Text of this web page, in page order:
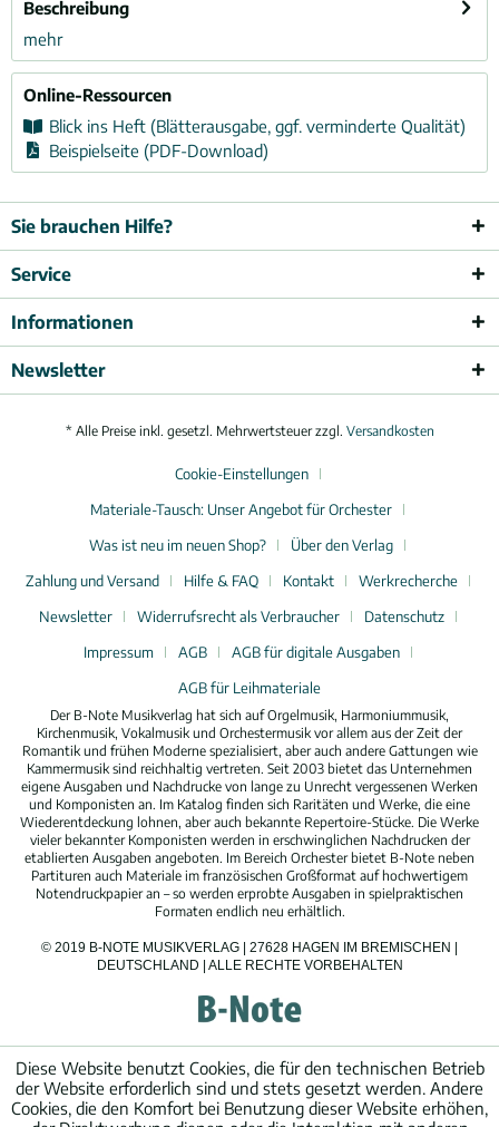
Beschreibung
mehr
Online-Ressourcen
Blick ins Heft (Blätterausgabe, ggf. verminderte Qualität)
Beispielseite (PDF-Download)
Sie brauchen Hilfe?
Service
Informationen
Newsletter
* Alle Preise inkl. gesetzl. Mehrwertsteuer zzgl. Versandkosten
Cookie-Einstellungen
Materiale-Tausch: Unser Angebot für Orchester
Was ist neu im neuen Shop?
Über den Verlag
Zahlung und Versand
Hilfe & FAQ Kontakt
Werkrecherche
Newsletter
Widerrufsrecht als Verbraucher
Datenschutz
Impressum
AGB
AGB für digitale Ausgaben
AGB für Leihmateriale
Der B-Note Musikverlag hat sich auf Orgelmusik, Harmoniummusik,
Kirchenmusik, Vokalmusik und Orchestermusik vor allem aus der Zeit der
Romantik und frühen Moderne spezialisiert, aber auch andere Gattungen wie
Kammermusik sind reichhaltig vertreten. Seit 2003 bietet das Unternehmen
eigene Ausgaben und Nachdrucke von lange zu Unrecht vergessenen Werken
und Komponisten an. Im Katalog finden sich Raritäten und Werke, die eine
Wiederentdeckung lohnen, aber auch bekannte Repertoire-Stücke. Die Werke
vieler bekannter Komponisten werden in erschwinglichen Nachdrucken der
etablierten Ausgaben angeboten. Im Bereich Orchester bietet B-Note neben
Partituren auch Materiale im französischen Großformat auf hochwertigem
Notendruckpapier an – so werden erprobte Ausgaben in spielpraktischen
Formaten endlich neu erhältlich.
© 2019 B-NOTE MUSIKVERLAG | 27628 HAGEN IM BREMISCHEN |
DEUTSCHLAND | ALLE RECHTE VORBEHALTEN
Diese Website benutzt Cookies, die für den technischen Betrieb
der Website erforderlich sind und stets gesetzt werden. Andere
Cookies, die den Komfort bei Benutzung dieser Website erhöhen,